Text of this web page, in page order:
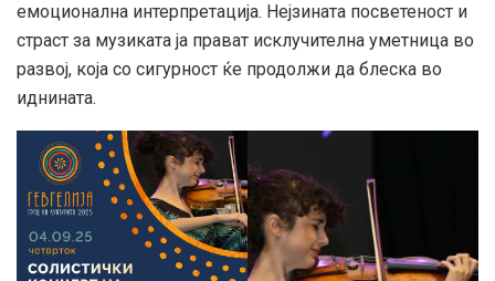
емоционална интерпретација. Нејзината посветеност и
страст за музиката ја прават исклучителна уметница во
развој, која со сигурност ќе продолжи да блеска во
иднината.